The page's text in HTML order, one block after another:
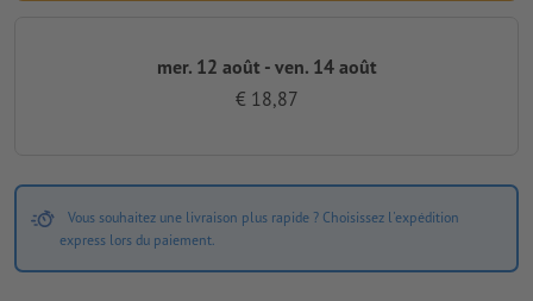
mer. 12 août - ven. 14 août
€ 18,87
Vous souhaitez une livraison plus rapide ? Choisissez l'expédition
express lors du paiement.